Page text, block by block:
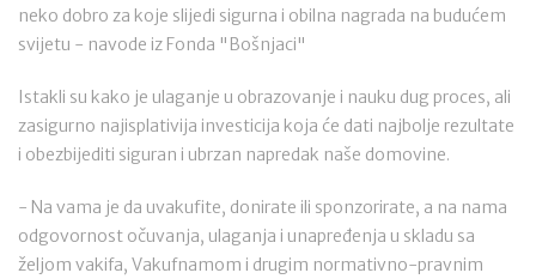
neko dobro za koje slijedi sigurna i obilna nagrada na budućem
svijetu - navode iz Fonda "Bošnjaci"
Istakli su kako je ulaganje u obrazovanje i nauku dug proces, ali
zasigurno najisplativija investicija koja će dati najbolje rezultate
i obezbijediti siguran i ubrzan napredak naše domovine.
- Na vama je da uvakufite, donirate ili sponzorirate, a na nama
odgovornost očuvanja, ulaganja i unapređenja u skladu sa
željom vakifa, Vakufnamom i drugim normativno-pravnim